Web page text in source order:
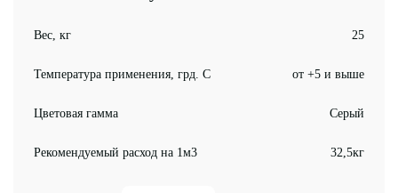
Вес, кг 25
Температура применения, грд. С от +5 и выше
Цветовая гамма Серый
Рекомендуемый расход на 1м3 32,5кг